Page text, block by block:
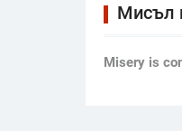
Мисъл
Мisery is